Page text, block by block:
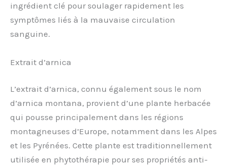
ingrédient clé pour soulager rapidement les
symptômes liés à la mauvaise circulation
sanguine.
Extrait d’arnica
L’extrait d’arnica, connu également sous le nom
d’arnica montana, provient d’une plante herbacée
qui pousse principalement dans les régions
montagneuses d’Europe, notamment dans les Alpes
et les Pyrénées. Cette plante est traditionnellement
utilisée en phytothérapie pour ses propriétés anti-